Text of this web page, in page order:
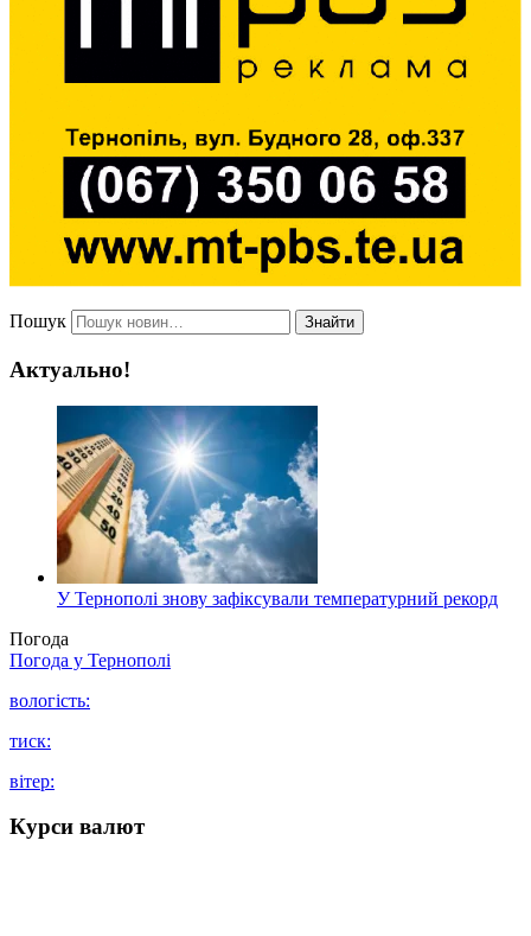
Пошук Знайти
Актуально!
У Тернополі знову зафіксували температурний рекорд
Погода
Погода у Тернополі
вологість:
тиск:
вітер:
Курси валют